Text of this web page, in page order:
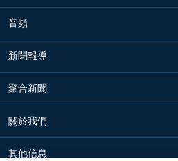
音頻
新聞報導
聚合新聞
關於我們
其他信息